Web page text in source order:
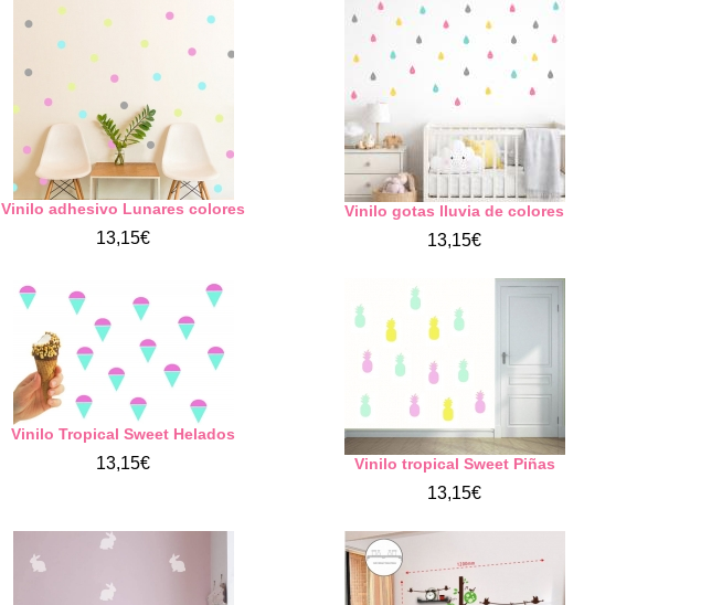
Vinilo adhesivo Lunares colores
13,15€
Vinilo gotas lluvia de colores
13,15€
Vinilo Tropical Sweet Helados
13,15€ Vinilo tropical Sweet Piñas
13,15€